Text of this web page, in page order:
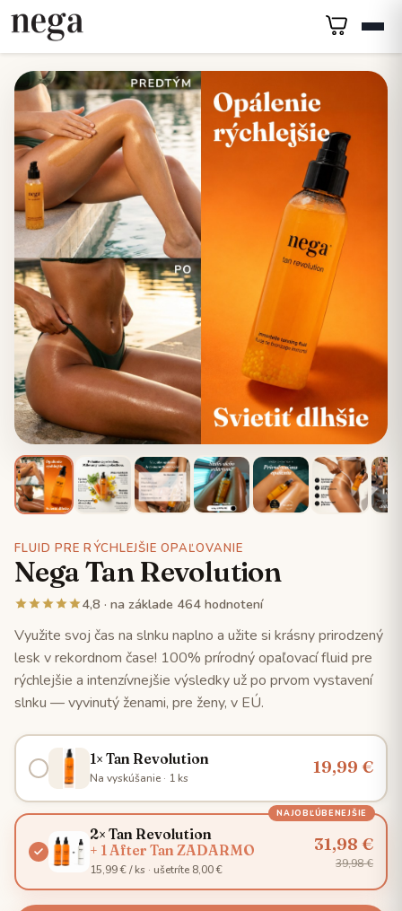
FLUID PRE RÝCHLEJŠIE OPAĽOVANIE
Nega Tan Revolution
4,8 · na základe 464 hodnotení
Využite svoj čas na slnku naplno a užite si krásny prirodzený
lesk v rekordnom čase! 100% prírodný opaľovací fluid pre
rýchlejšie a intenzívnejšie výsledky už po prvom vystavení
slnku — vyvinutý ženami, pre ženy, v EÚ.
1× Tan Revolution
Na vyskúšanie · 1 ks
19,99 €
NAJOBĽÚBENEJŠIE
2× Tan Revolution
+ 1 After Tan ZADARMO
15,99 € / ks · ušetríte 8,00 €
31,98 €
39,98 €